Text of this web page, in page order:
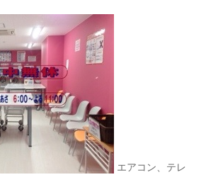
エアコン、テレ